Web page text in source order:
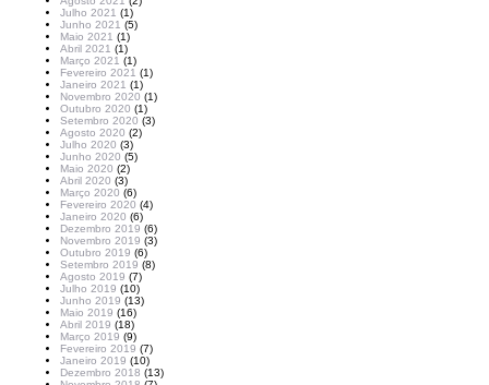
Julho 2021 (1)
Junho 2021 (5)
Maio 2021 (1)
Abril 2021 (1)
Março 2021 (1)
Fevereiro 2021 (1)
Janeiro 2021 (1)
Novembro 2020 (1)
Outubro 2020 (1)
Setembro 2020 (3)
Agosto 2020 (2)
Julho 2020 (3)
Junho 2020 (5)
Maio 2020 (2)
Abril 2020 (3)
Março 2020 (6)
Fevereiro 2020 (4)
Janeiro 2020 (6)
Dezembro 2019 (6)
Novembro 2019 (3)
Outubro 2019 (6)
Setembro 2019 (8)
Agosto 2019 (7)
Julho 2019 (10)
Junho 2019 (13)
Maio 2019 (16)
Abril 2019 (18)
Março 2019 (9)
Fevereiro 2019 (7)
Janeiro 2019 (10)
Dezembro 2018 (13)